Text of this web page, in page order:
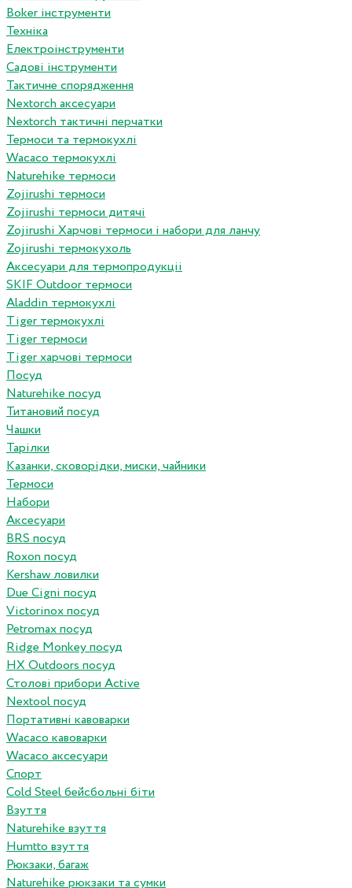
Boker інструменти
Техніка
Електроінструменти
Садові інструменти
Тактичне спорядження
Nextorch аксесуари
Nextorch тактичні перчатки
Термоси та термокухлі
Wacaco термокухлі
Naturehike термоси
Zojirushi термоси
Zojirushi термоси дитячі
Zojirushi Харчові термоси і набори для ланчу
Zojirushi термокухоль
Аксесуари для термопродукціі
SKIF Outdoor термоси
Aladdin термокухлі
Tiger термокухлі
Tiger термоси
Tiger харчові термоси
Посуд
Naturehike посуд
Титановий посуд
Чашки
Тарілки
Казанки, сковорідки, миски, чайники
Термоси
Набори
Аксесуари
BRS посуд
Roxon посуд
Kershaw ловилки
Due Cigni посуд
Victorinox посуд
Petromax посуд
Ridge Monkey посуд
HX Outdoors посуд
Столові прибори Active
Nextool посуд
Портативні кавоварки
Wacaco кавоварки
Wacaco аксесуари
Спорт
Cold Steel бейсбольні біти
Взуття
Naturehike взуття
Humtto взуття
Рюкзаки, багаж
Naturehike рюкзаки та сумки